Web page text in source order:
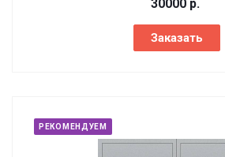
30000 р.
Заказать
РЕКОМЕНДУЕМ